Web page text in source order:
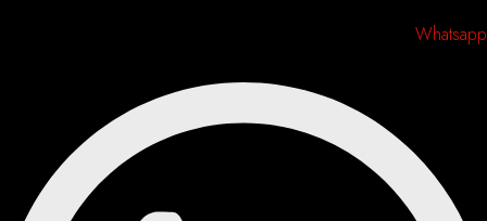
Whatsapp